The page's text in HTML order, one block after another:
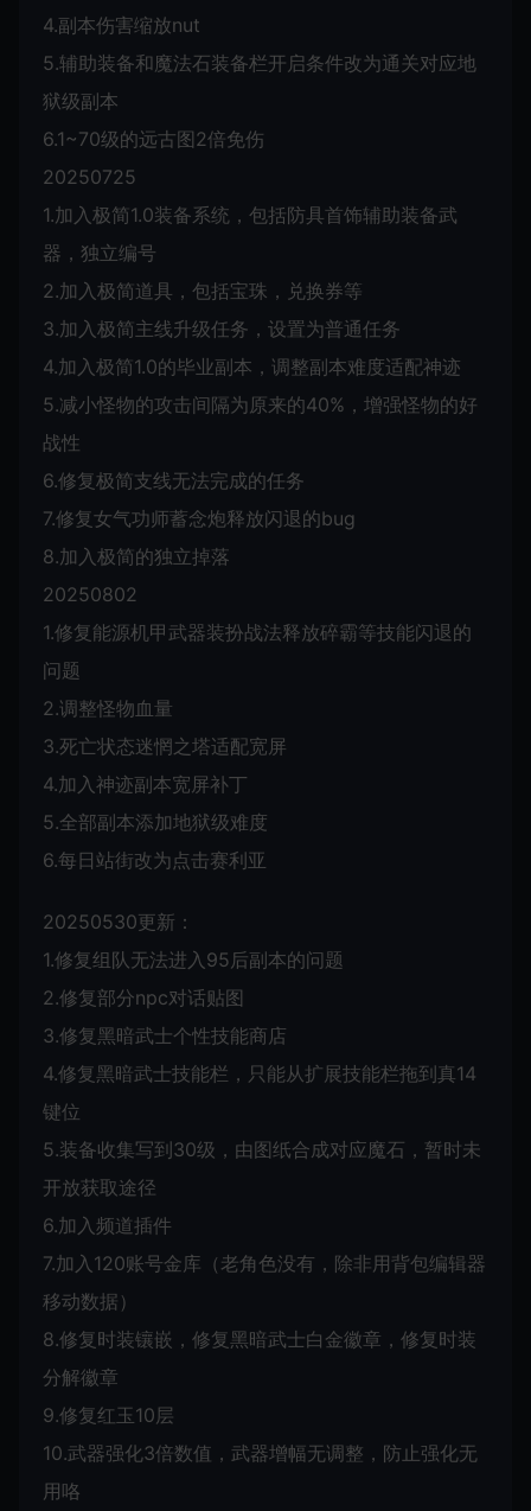
4.副本伤害缩放nut
5.辅助装备和魔法石装备栏开启条件改为通关对应地
狱级副本
6.1~70级的远古图2倍免伤
20250725
1.加入极简1.0装备系统，包括防具首饰辅助装备武
器，独立编号
2.加入极简道具，包括宝珠，兑换券等
3.加入极简主线升级任务，设置为普通任务
4.加入极简1.0的毕业副本，调整副本难度适配神迹
5.减小怪物的攻击间隔为原来的40%，增强怪物的好
战性
6.修复极简支线无法完成的任务
7.修复女气功师蓄念炮释放闪退的bug
8.加入极简的独立掉落
20250802
1.修复能源机甲武器装扮战法释放碎霸等技能闪退的
问题
2.调整怪物血量
3.死亡状态迷惘之塔适配宽屏
4.加入神迹副本宽屏补丁
5.全部副本添加地狱级难度
6.每日站街改为点击赛利亚
20250530更新：
1.修复组队无法进入95后副本的问题
2.修复部分npc对话贴图
3.修复黑暗武士个性技能商店
4.修复黑暗武士技能栏，只能从扩展技能栏拖到真14
键位
5.装备收集写到30级，由图纸合成对应魔石，暂时未
开放获取途径
6.加入频道插件
7.加入120账号金库（老角色没有，除非用背包编辑器
移动数据）
8.修复时装镶嵌，修复黑暗武士白金徽章，修复时装
分解徽章
9.修复红玉10层
10.武器强化3倍数值，武器增幅无调整，防止强化无
用咯